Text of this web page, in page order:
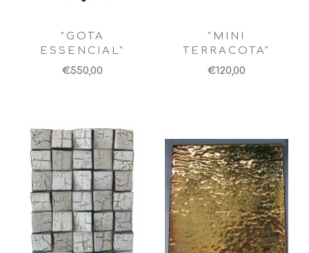
"GOTA
ESSENCIAL"
€550,00
"MINI
TERRACOTA"
€120,00